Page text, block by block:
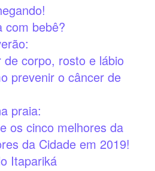
com bebê?
de corpo, rosto e lábio
prevenir o câncer de
praia:
os cinco melhores da
da Cidade em 2019!
Itapariká